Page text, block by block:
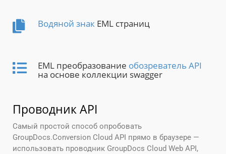
Водяной знак EML страниц
EML преобразование обозреватель API
на основе коллекции swagger
Проводник API
Самый простой способ опробовать
GroupDocs.Conversion Cloud API прямо в браузере —
использовать проводник GroupDocs Cloud Web API,